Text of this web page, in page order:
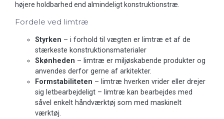
højere holdbarhed end almindeligt konstruktionstræ.
Fordele ved limtræ
Styrken – i forhold til vægten er limtræ et af de
stærkeste konstruktionsmaterialer
Skønheden – limtræ er miljøskabende produkter og
anvendes derfor gerne af arkitekter.
Formstabiliteten – limtræ hverken vrider eller drejer
sig letbearbejdeligt – limtræ kan bearbejdes med
såvel enkelt håndværktøj som med maskinelt
værktøj.